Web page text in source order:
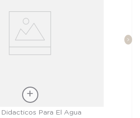
Para El Agua